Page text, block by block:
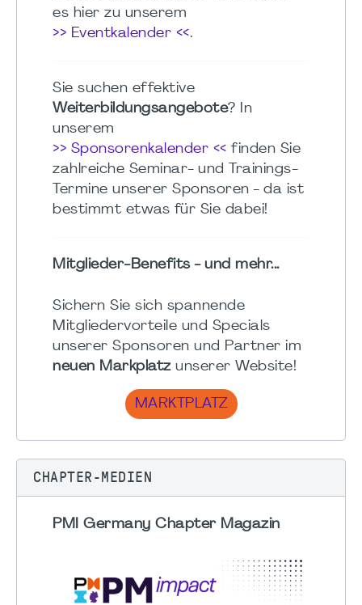
es hier zu unserem
>> Eventkalender <<.
Sie suchen effektive
Weiterbildungsangebote? In
unserem
>> Sponsorenkalender << finden Sie
zahlreiche Seminar- und Trainings-
Termine unserer Sponsoren - da ist
bestimmt etwas für Sie dabei!
Mitglieder-Benefits - und mehr...
Sichern Sie sich spannende
Mitgliedervorteile und Specials
unserer Sponsoren und Partner im
neuen Markplatzunserer Website!
MARKTPLATZ
CHAPTER-MEDIEN
PMI Germany Chapter Magazin